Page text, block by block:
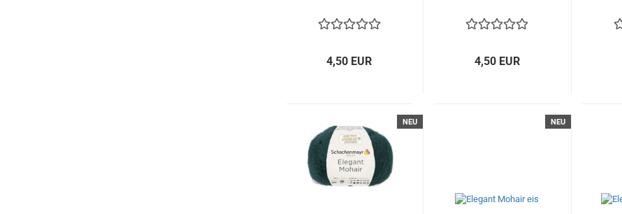
4,50 EUR 4,50 EUR
NEU NEU